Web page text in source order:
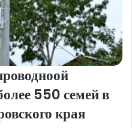
550 семей в
края